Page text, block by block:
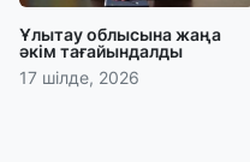
Ұлытау облысына жаңа
әкім тағайындалды
17 шілде, 2026